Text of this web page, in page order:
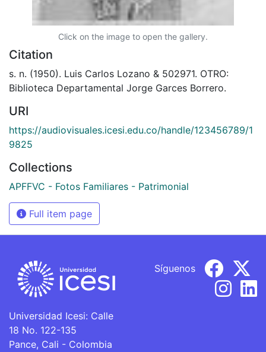
Click on the image to open the gallery.
Citation
s. n. (1950). Luis Carlos Lozano & 502971. OTRO:
Biblioteca Departamental Jorge Garces Borrero.
URI
https://audiovisuales.icesi.edu.co/handle/123456789/1
9825
Collections
APFFVC - Fotos Familiares - Patrimonial
Full item page
Universidad Icesi: Calle
18 No. 122-135
Pance, Cali - Colombia
Síguenos